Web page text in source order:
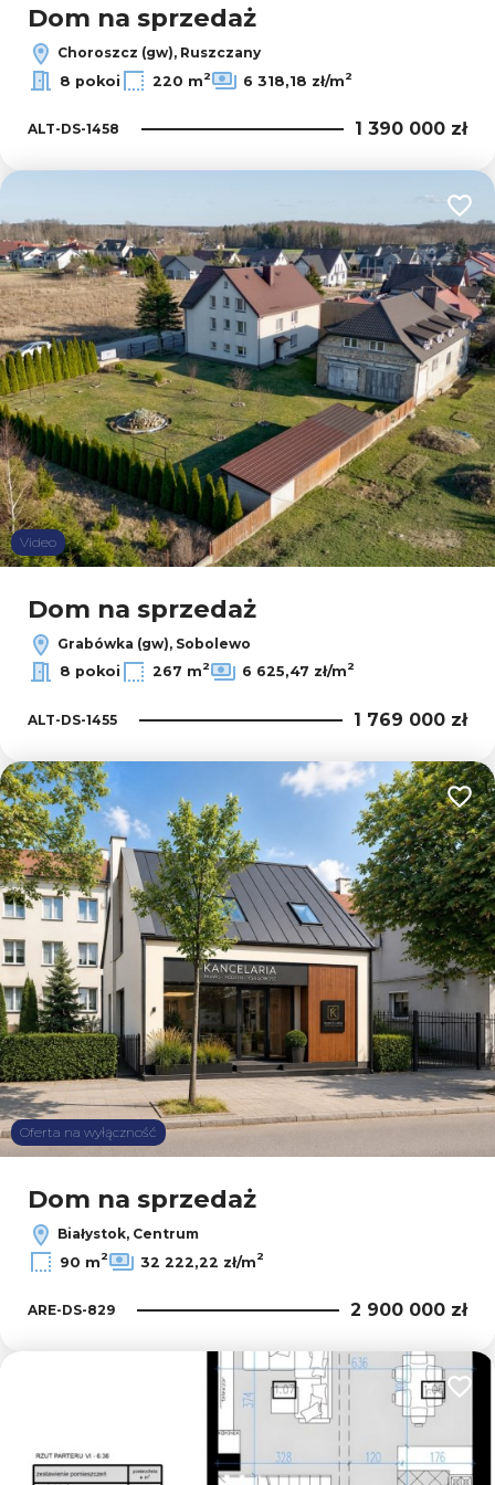
Dom na sprzedaż
Choroszcz (gw), Ruszczany
8 pokoi
220 m2 6 318,18 zł/m2
ALT-DS-1458 1 390 000 zł
Video
Dom na sprzedaż
Grabówka (gw), Sobolewo
8 pokoi
267 m2 6 625,47 zł/m2
ALT-DS-1455 1 769 000 zł
Oferta na wyłączność
Dom na sprzedaż
Białystok, Centrum
90 m2 32 222,22 zł/m2
ARE-DS-829 2 900 000 zł